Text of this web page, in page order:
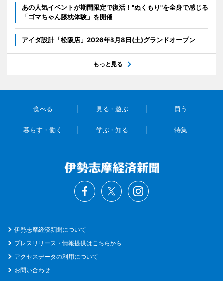
あの人気イベントが期間限定で復活！"ぬくもり"を全身で感じる
「ゴマちゃん膝枕体験」を開催
アイダ設計「松阪店」2026年8月8日(土)グランドオープン
もっと見る
食べる 見る・遊ぶ 買う
暮らす・働く 学ぶ・知る 特集
伊勢志摩経済新聞について
プレスリリース・情報提供はこちらから
アクセスデータの利用について
お問い合わせ